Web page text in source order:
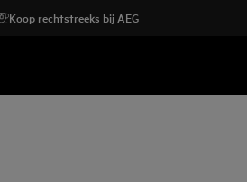
Koop rechtstreeks bij AEG